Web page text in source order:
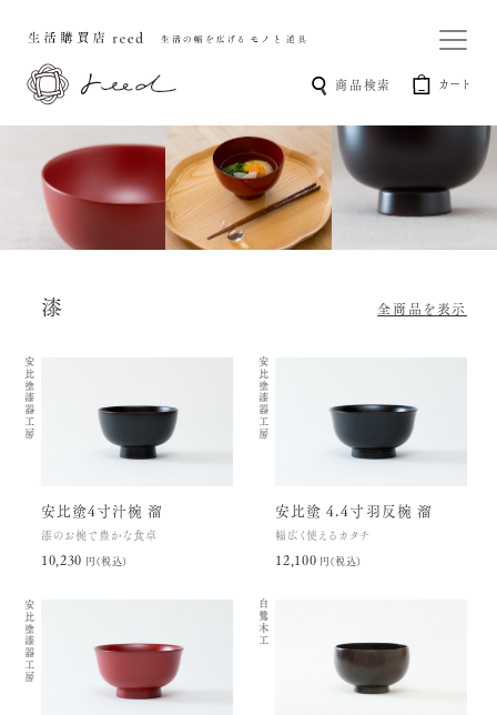
商品検索 カート
漆 全商品を表示
安比塗漆器工房
安比塗4寸汁椀 溜
漆のお椀で豊かな食卓
10,230円(税込)
安比塗漆器工房
安比塗 4.4寸羽反椀 溜
幅広く使えるカタチ
12,100円(税込)
安比塗漆器工房 白鷺木工